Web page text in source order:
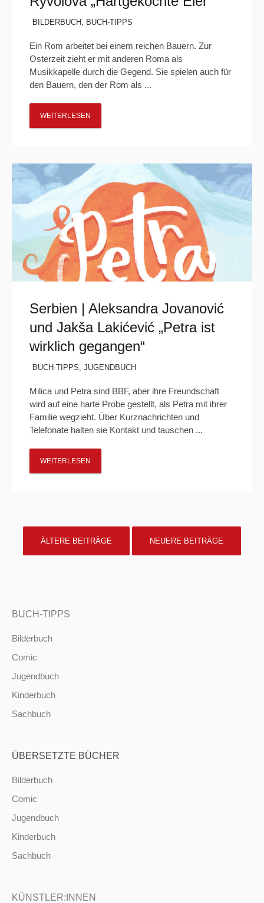
BILDERBUCH , BUCH-TIPPS
Ein Rom arbeitet bei einem reichen Bauern. Zur
Osterzeit zieht er mit anderen Roma als
Musikkapelle durch die Gegend. Sie spielen auch für
den Bauern, den der Rom als ...
WEITERLESEN
Serbien | Aleksandra Jovanović
und Jakša Lakićević „Petra ist
wirklich gegangen“
BUCH-TIPPS, JUGENDBUCH
Milica und Petra sind BBF, aber ihre Freundschaft
wird auf eine harte Probe gestellt, als Petra mit ihrer
Familie wegzieht. Über Kurznachrichten und
Telefonate halten sie Kontakt und tauschen ...
WEITERLESEN
POSTS
ÄLTERE BEITRÄGE NEUERE BEITRÄGE
BUCH-TIPPS
Bilderbuch
Comic
Jugendbuch
Kinderbuch
Sachbuch
ÜBERSETZTE BÜCHER
Bilderbuch
Comic
Jugendbuch
Kinderbuch
Sachbuch
KÜNSTLER:INNEN